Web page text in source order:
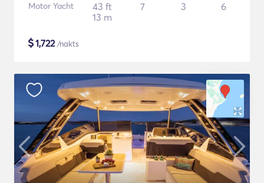
Motor Yacht
43 ft
13 m
7 3 6
$1,722/nakts